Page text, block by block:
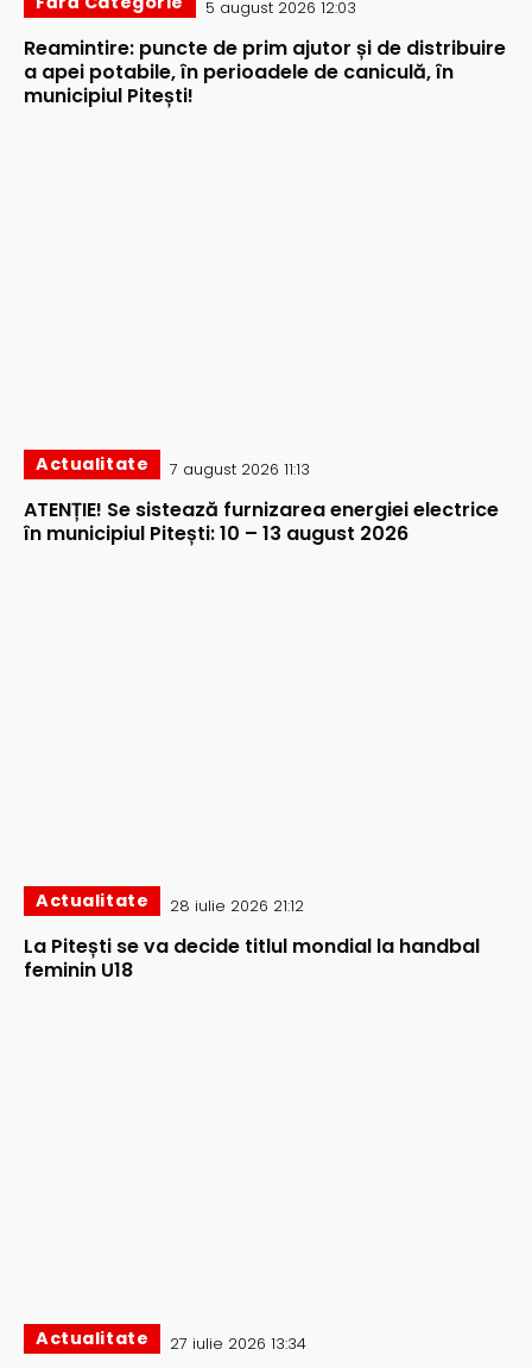
5 august 2026 12:03
Reamintire: puncte de prim ajutor și de distribuire
a apei potabile, în perioadele de caniculă, în
municipiul Pitești!
Actualitate 7 august 2026 11:13
ATENȚIE! Se sistează furnizarea energiei electrice
în municipiul Pitești: 10 – 13 august 2026
Actualitate 28 iulie 2026 21:12
La Pitești se va decide titlul mondial la handbal
feminin U18
Actualitate 27 iulie 2026 13:34